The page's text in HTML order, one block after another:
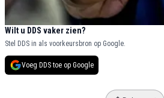
Wilt u DDS vaker zien?
Stel DDS in als voorkeursbron op Google.
Voeg DDS toe op Google